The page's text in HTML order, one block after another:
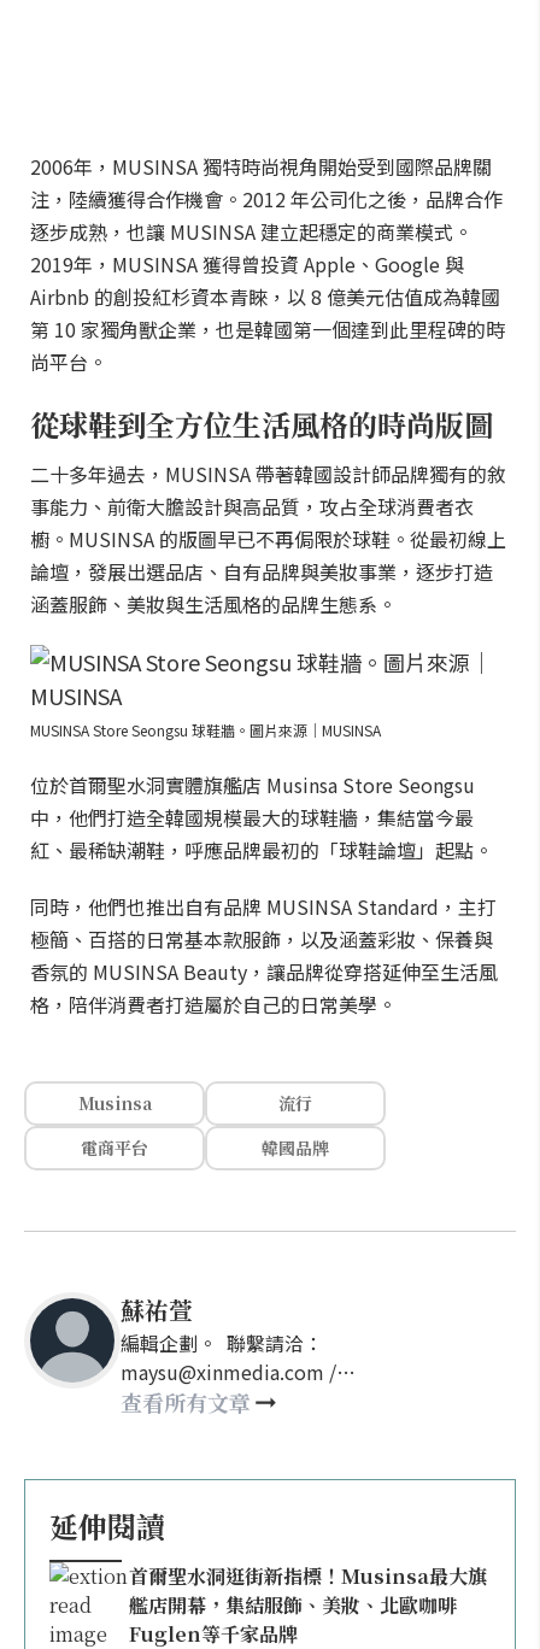
2006年，MUSINSA 獨特時尚視角開始受到國際品牌關
注，陸續獲得合作機會。2012 年公司化之後，品牌合作
逐步成熟，也讓 MUSINSA 建立起穩定的商業模式。
2019年，MUSINSA 獲得曾投資 Apple、Google 與
Airbnb 的創投紅杉資本青睞，以 8 億美元估值成為韓國
第 10 家獨角獸企業，也是韓國第一個達到此里程碑的時
尚平台。
從球鞋到全方位生活風格的時尚版圖
二十多年過去，MUSINSA 帶著韓國設計師品牌獨有的敘
事能力、前衛大膽設計與高品質，攻占全球消費者衣
櫥。MUSINSA 的版圖早已不再侷限於球鞋。從最初線上
論壇，發展出選品店、自有品牌與美妝事業，逐步打造
涵蓋服飾、美妝與生活風格的品牌生態系。
MUSINSA Store Seongsu 球鞋牆。圖片來源｜MUSINSA
位於首爾聖水洞實體旗艦店 Musinsa Store Seongsu
中，他們打造全韓國規模最大的球鞋牆，集結當今最
紅、最稀缺潮鞋，呼應品牌最初的「球鞋論壇」起點。
同時，他們也推出自有品牌 MUSINSA Standard，主打
極簡、百搭的日常基本款服飾，以及涵蓋彩妝、保養與
香氛的 MUSINSA Beauty，讓品牌從穿搭延伸至生活風
格，陪伴消費者打造屬於自己的日常美學。
Musinsa
流行
電商平台
韓國品牌
蘇祐萱
編輯企劃。 聯繫請洽：
maysu@xinmedia.com /
may860527@gmail.com
查看所有文章
延伸閱讀
首爾聖水洞逛街新指標！Musinsa最大旗
艦店開幕，集結服飾、美妝、北歐咖啡
Fuglen等千家品牌